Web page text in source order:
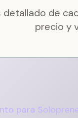
detallado de
precio y
para